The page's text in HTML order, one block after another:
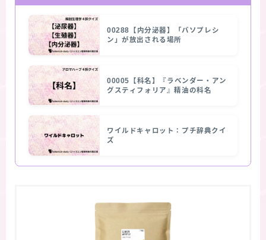
00288【内分泌器】「バソプレシ
ン」が放出される場所
00005【科名】『ラベンダー・アン
グスティフォリア』精油の科名
ワイルドキャロット：プチ辞典クイ
ズ